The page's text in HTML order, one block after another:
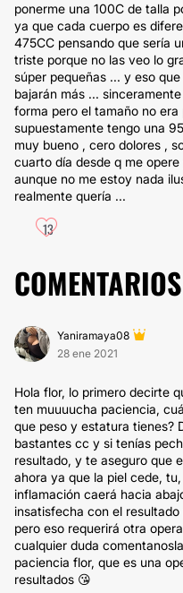
ponerme una 100C de talla
ya que cada cuerpo es
475CC pensando que sería
triste porque no las veo lo
súper pequeñas ... y eso
bajarán más ...
forma pero el tamaño no era
supuestamente tengo una
muy bueno , cero dolores ,
cuarto día desde q me
aunque no me estoy nada
realmente quería ...
13
Yaniramaya08
28 ene 2021
Hola flor, lo primero decirte
ten muuuucha paciencia,
que peso y estatura tienes?
bastantes cc y si tenías
resultado, y te aseguro que
ahora ya que la piel cede,
inflamación caerá hacia
insatisfecha con el
pero eso requerirá otra
cualquier duda
paciencia flor, que es una
resultados 😘